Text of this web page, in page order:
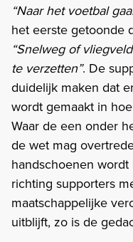
“Naar het voetbal
het eerste getoonde
“Snelweg of
te verzetten”. De
duidelijk maken dat
wordt gemaakt in
Waar de een onder
de wet mag
handschoenen
richting supporters
maatschappelijke
uitblijft, zo is de